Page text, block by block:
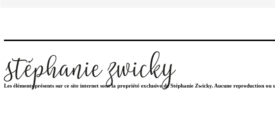
Les éléments présents sur ce site internet sont la propriété exclusive de Stéphanie Zwicky. Aucune reproduction